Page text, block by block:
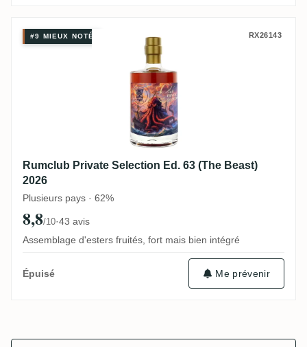
Rumclub Private Selection Ed. 63 (The
#9 MIEUX NOTÉ RX26143
Rumclub Private Selection Ed. 63 (The Beast)
2026
Plusieurs pays · 62%
8,8/10·43 avis
Assemblage d'esters fruités, fort mais bien intégré
Épuisé Me prévenir